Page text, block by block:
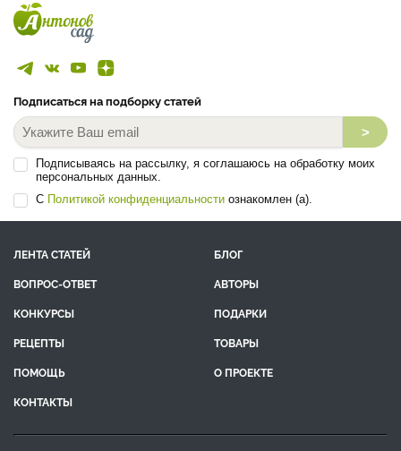
Подписаться на подборку статей
>
Подписываясь на рассылку, я соглашаюсь на обработку моих
персональных данных.
С Политикой конфиденциальности ознакомлен (а).
ЛЕНТА СТАТЕЙ
БЛОГ
ВОПРОС-ОТВЕТ
АВТОРЫ
КОНКУРСЫ
ПОДАРКИ
РЕЦЕПТЫ
ТОВАРЫ
ПОМОЩЬ
О ПРОЕКТЕ
КОНТАКТЫ